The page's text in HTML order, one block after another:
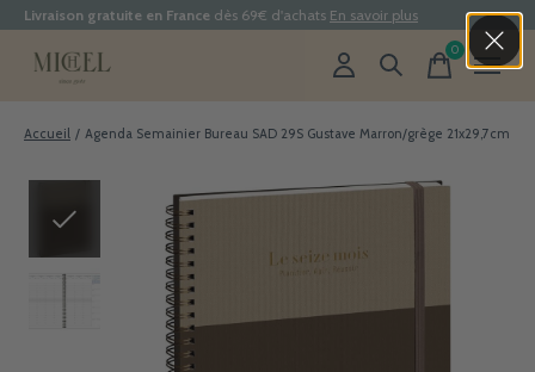
Livraison gratuite en France dès 69€ d'achats En savoir plus
0items
Accueil / Agenda Semainier Bureau SAD 29S Gustave Marron/grège 21x29,7cm
Slideshow Items